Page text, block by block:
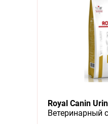
Royal Canin
Ветеринарный